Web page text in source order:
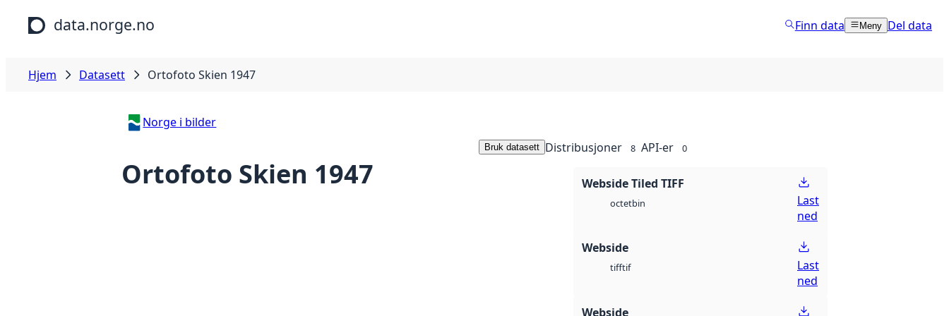
Hopp til hovedinnhold
data.norge.no Finn data Meny Del data
Hjem Datasett Ortofoto Skien 1947
Norge i bilder
Ortofoto Skien 1947
Bruk datasett Distribusjoner 8 API-er 0
Webside Tiled TIFF
octetbin
Last
ned
Webside
tifftif
Last
ned
Webside